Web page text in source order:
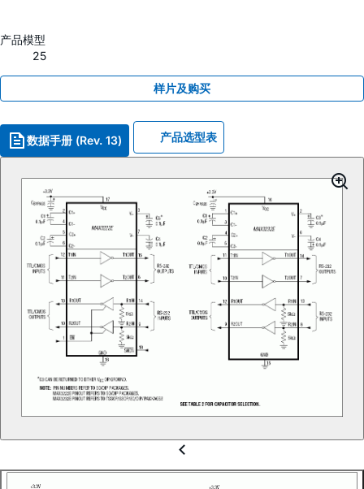
产品模型
25
样片及购买
数据手册 (Rev. 13) 产品选型表